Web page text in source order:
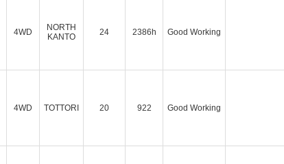
4WD
NORTH
KANTO
24 2386h Good Working
4WD TOTTORI 20 922 Good Working